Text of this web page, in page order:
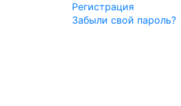
Регистрация
Забыли свой пароль?